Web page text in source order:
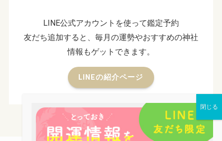
LINE公式アカウントを使って鑑定予約
友だち追加すると、毎月の運勢やおすすめの神社
情報もゲットできます。
LINEの紹介ページ